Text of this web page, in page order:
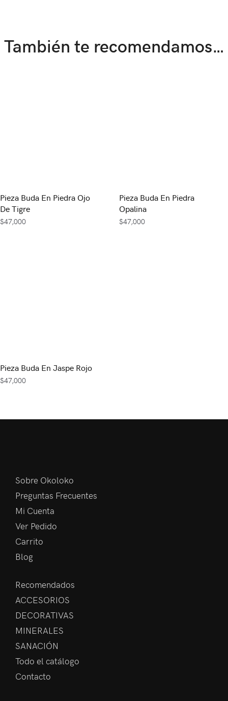
También te recomendamos…
Pieza Buda En Piedra Ojo
De Tigre
$47,000
Pieza Buda En Piedra
Opalina
$47,000
Pieza Buda En Jaspe Rojo
$47,000
Sobre Okoloko
Preguntas Frecuentes
Mi Cuenta
Ver Pedido
Carrito
Blog
Recomendados
ACCESORIOS
DECORATIVAS
MINERALES
SANACIÓN
Todo el catálogo
Contacto